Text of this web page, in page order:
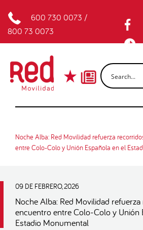
600 730 0073 /
800 73 0073
Noche Alba: Red Movilidad refuerza
entre Colo-Colo y Unión Española en el
09 DE FEBRERO, 2026
Noche Alba: Red Movilidad
encuentro entre Colo-Colo y Unión
Estadio Monumental